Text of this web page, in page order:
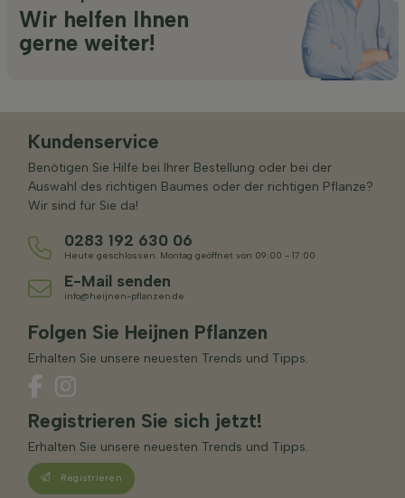
Wir helfen Ihnen
gerne weiter!
Kundenservice
Benötigen Sie Hilfe bei Ihrer Bestellung oder bei der
Auswahl des richtigen Baumes oder der richtigen Pflanze?
Wir sind für Sie da!
0283 192 630 06
Heute geschlossen. Montag geöffnet von 09:00 - 17:00
E-Mail senden
info@heijnen-pflanzen.de
Folgen Sie Heijnen Pflanzen
Erhalten Sie unsere neuesten Trends und Tipps.
Registrieren Sie sich jetzt!
Erhalten Sie unsere neuesten Trends und Tipps.
Registrieren